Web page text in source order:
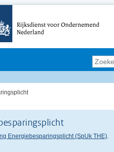
Energiebesparingsplicht (SpUk THE).